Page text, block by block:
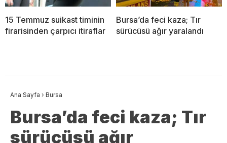
15 Temmuz suikast timinin
firarisinden çarpıcı itiraflar
Bursa’da feci kaza; Tır
sürücüsü ağır yaralandı
Ana Sayfa › Bursa
Bursa’da feci kaza; Tır
sürücüsü ağır